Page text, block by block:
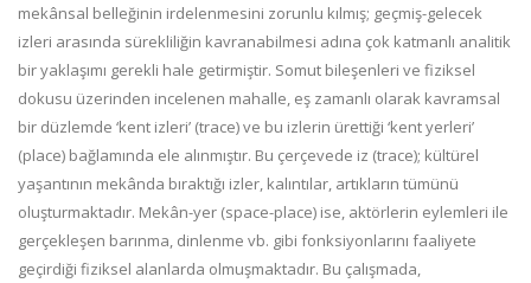
mekânsal belleğinin irdelenmesini zorunlu kılmış; geçmiş-gelecek
izleri arasında sürekliliğin kavranabilmesi adına çok katmanlı analitik
bir yaklaşımı gerekli hale getirmiştir. Somut bileşenleri ve fiziksel
dokusu üzerinden incelenen mahalle, eş zamanlı olarak kavramsal
bir düzlemde ‘kent izleri’ (trace) ve bu izlerin ürettiği ‘kent yerleri’
(place) bağlamında ele alınmıştır. Bu çerçevede iz (trace); kültürel
yaşantının mekânda bıraktığı izler, kalıntılar, artıkların tümünü
oluşturmaktadır. Mekân-yer (space-place) ise, aktörlerin eylemleri ile
gerçekleşen barınma, dinlenme vb. gibi fonksiyonlarını faaliyete
geçirdiği fiziksel alanlarda olmuşmaktadır. Bu çalışmada,